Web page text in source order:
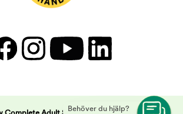
Behöver du hjälp?